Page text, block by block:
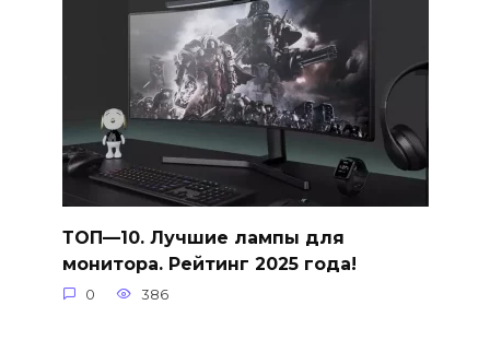
ТОП—10. Лучшие лампы для
монитора. Рейтинг 2025 года!
0 386